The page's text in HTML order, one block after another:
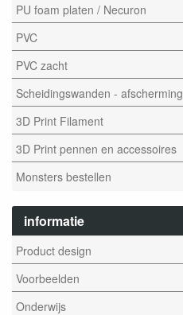
PU foam platen / Necuron
PVC
PVC zacht
Scheidingswanden - afscherming
3D Print Filament
3D Print pennen en accessoires
Monsters bestellen
informatie
Product design
Voorbeelden
Onderwijs